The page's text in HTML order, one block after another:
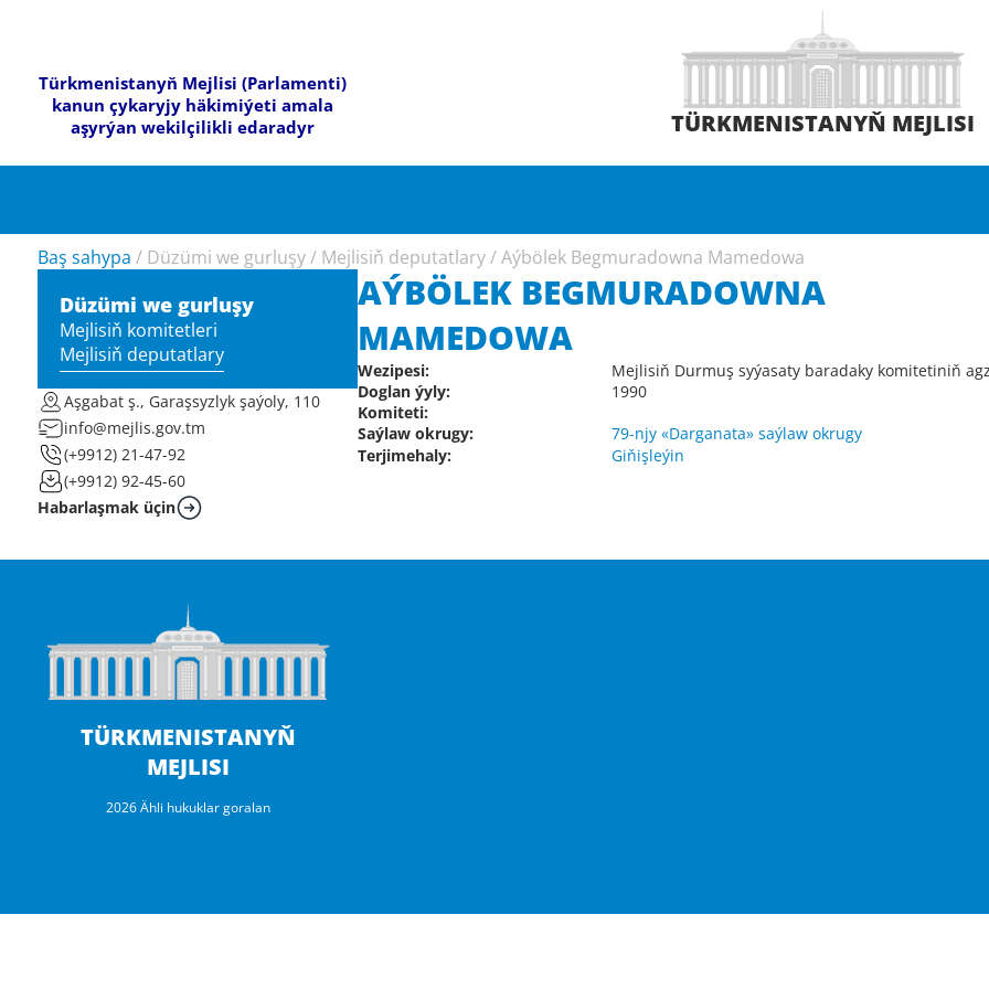
Türkmenistanyň Mejlisi (Parlamenti)
kanun çykaryjy häkimiýeti amala
aşyrýan wekilçilikli edaradyr
TÜRKMENISTANYŇ MEJLISI
Baş sahypa / Düzümi we gurluşy / Mejlisiň deputatlary /Aýbölek Begmuradowna Mamedowa
Düzümi we gurluşy
Mejlisiň komitetleri
Mejlisiň deputatlary
Aşgabat ş., Garaşsyzlyk şaýoly, 110
info@mejlis.gov.tm
(+9912) 21-47-92
(+9912) 92-45-60
Habarlaşmak üçin
AÝBÖLEK BEGMURADOWNA
MAMEDOWA
Wezipesi:
Mejlisiň Durmuş syýasaty baradaky komitetiniň
Doglan ýyly:
1990
Komiteti:
Saýlaw okrugy:
79-njy «Darganata» saýlaw okrugy
Terjimehaly:
Giňişleýin
TÜRKMENISTANYŇ
MEJLISI
2026 Ähli hukuklar goralan